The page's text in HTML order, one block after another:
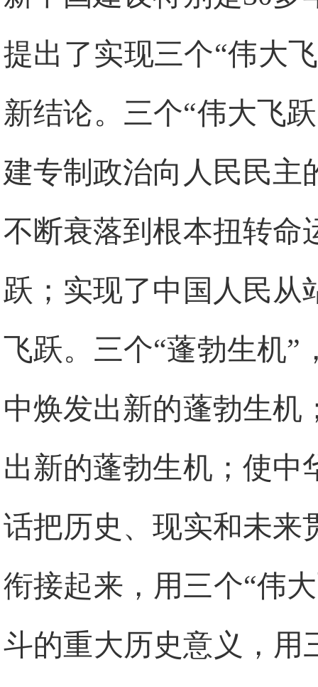
提出了实现三个“伟大
新结论。三个“伟大飞
建专制政治向人民民主
不断衰落到根本扭转命
跃；实现了中国人民从
飞跃。三个“蓬勃生机
中焕发出新的蓬勃生机
出新的蓬勃生机；使中
话把历史、现实和未来
衔接起来，用三个“伟
斗的重大历史意义，用